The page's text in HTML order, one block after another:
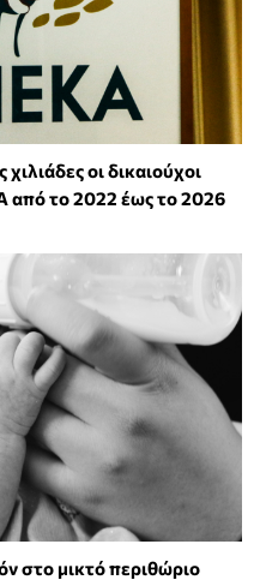
οι δικαιούχοι
το 2022 έως το 2026
στο μικτό περιθώριο